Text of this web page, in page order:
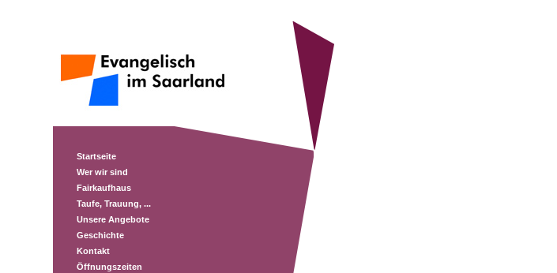
Startseite
Wer wir sind
Fairkaufhaus
Taufe, Trauung, ...
Unsere Angebote
Geschichte
Kontakt
Öffnungszeiten